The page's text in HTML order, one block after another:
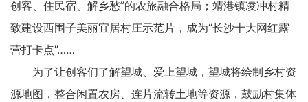
创客、住民宿、解乡愁”的农旅融合格局；靖港镇凌冲村精
致建设西围子美丽宜居村庄示范片，成为“长沙十大网红露
营打卡点”……
为了让创客们了解望城、爱上望城，望城将绘制乡村资
源地图，整合闲置农房、连片流转土地等资源，鼓励村集体